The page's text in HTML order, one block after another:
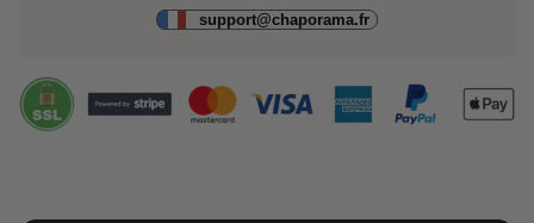
support@chaporama.fr